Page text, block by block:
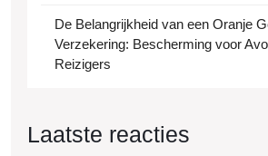
De Belangrijkheid van een Oranje
Verzekering: Bescherming voor
Reizigers
Laatste reacties